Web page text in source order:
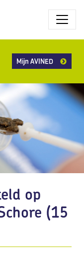
Mijn AVINED
op
(15